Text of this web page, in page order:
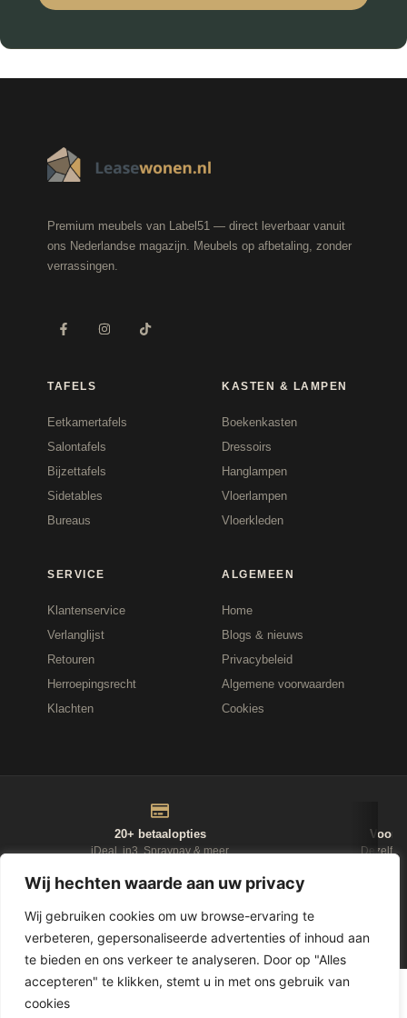
Wij hechten waarde aan uw privacy
Wij gebruiken cookies om uw browse-ervaring te
verbeteren, gepersonaliseerde advertenties of inhoud aan
te bieden en ons verkeer te analyseren. Door op "Alles
accepteren" te klikken, stemt u in met ons gebruik van
cookies
Premium meubels van Label51 — direct leverbaar vanuit
ons Nederlandse magazijn. Meubels op afbetaling, zonder
verrassingen.
TAFELS
Eetkamertafels
Salontafels
Bijzettafels
Sidetables
Bureaus
KASTEN & LAMPEN
Boekenkasten
Dressoirs
Hanglampen
Vloerlampen
Vloerkleden
SERVICE
Klantenservice
Verlanglijst
Retouren
Herroepingsrecht
Klachten
ALGEMEEN
Home
Blogs & nieuws
Privacybeleid
Algemene voorwaarden
Cookies
20+ betaalopties
iDeal, in3, Spraypay & meer
Voor
NIEUWSBRIEF